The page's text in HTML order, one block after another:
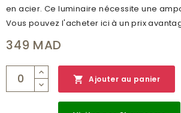
RÉSEAU
CATALOGUE
MAIN CATALOG
NUMÉRO PAGE
en acier. Ce luminaire nécessite une
Vous pouvez l'acheter ici à un prix
349 MAD
 Ajouter au panier